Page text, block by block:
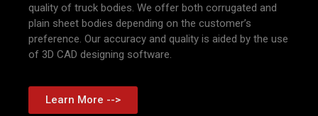
quality of truck bodies. We offer both corrugated and
plain sheet bodies depending on the customer’s
preference. Our accuracy and quality is aided by the use
of 3D CAD designing software.
Learn More -->